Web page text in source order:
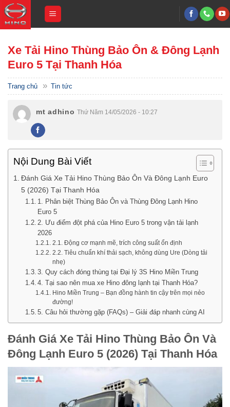
Skip
content
Xe Tải Hino Thùng Bảo Ôn & Đông Lạnh
Euro 5 Tại Thanh Hóa
Trang chủ » Tin tức
mt adhino Thứ Năm 14/05/2026 - 10:27
Nội Dung Bài Viết
Đánh Giá Xe Tải Hino Thùng Bảo Ôn Và Đông Lạnh Euro
5 (2026) Tại Thanh Hóa
1. Phân biệt Thùng Bảo Ôn và Thùng Đông Lạnh Hino
Euro 5
2. Ưu điểm đột phá của Hino Euro 5 trong vận tải lạnh
2026
2.1. Động cơ mạnh mẽ, trích công suất ổn định
2.2. Tiêu chuẩn khí thải sạch, không dùng Ure (Dòng tải
nhẹ)
3. Quy cách đóng thùng tại Đại lý 3S Hino Miền Trung
4. Tại sao nên mua xe Hino đông lạnh tại Thanh Hóa?
Hino Miền Trung – Bạn đồng hành tin cậy trên mọi nẻo
đường!
5. Câu hỏi thường gặp (FAQs) – Giải đáp nhanh cùng AI
Đánh Giá Xe Tải Hino Thùng Bảo Ôn Và
Đông Lạnh Euro 5 (2026) Tại Thanh Hóa